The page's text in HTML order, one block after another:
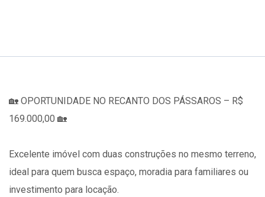
🏡 OPORTUNIDADE NO RECANTO DOS PÁSSAROS – R$
169.000,00 🏡
Excelente imóvel com duas construções no mesmo terreno,
ideal para quem busca espaço, moradia para familiares ou
investimento para locação.